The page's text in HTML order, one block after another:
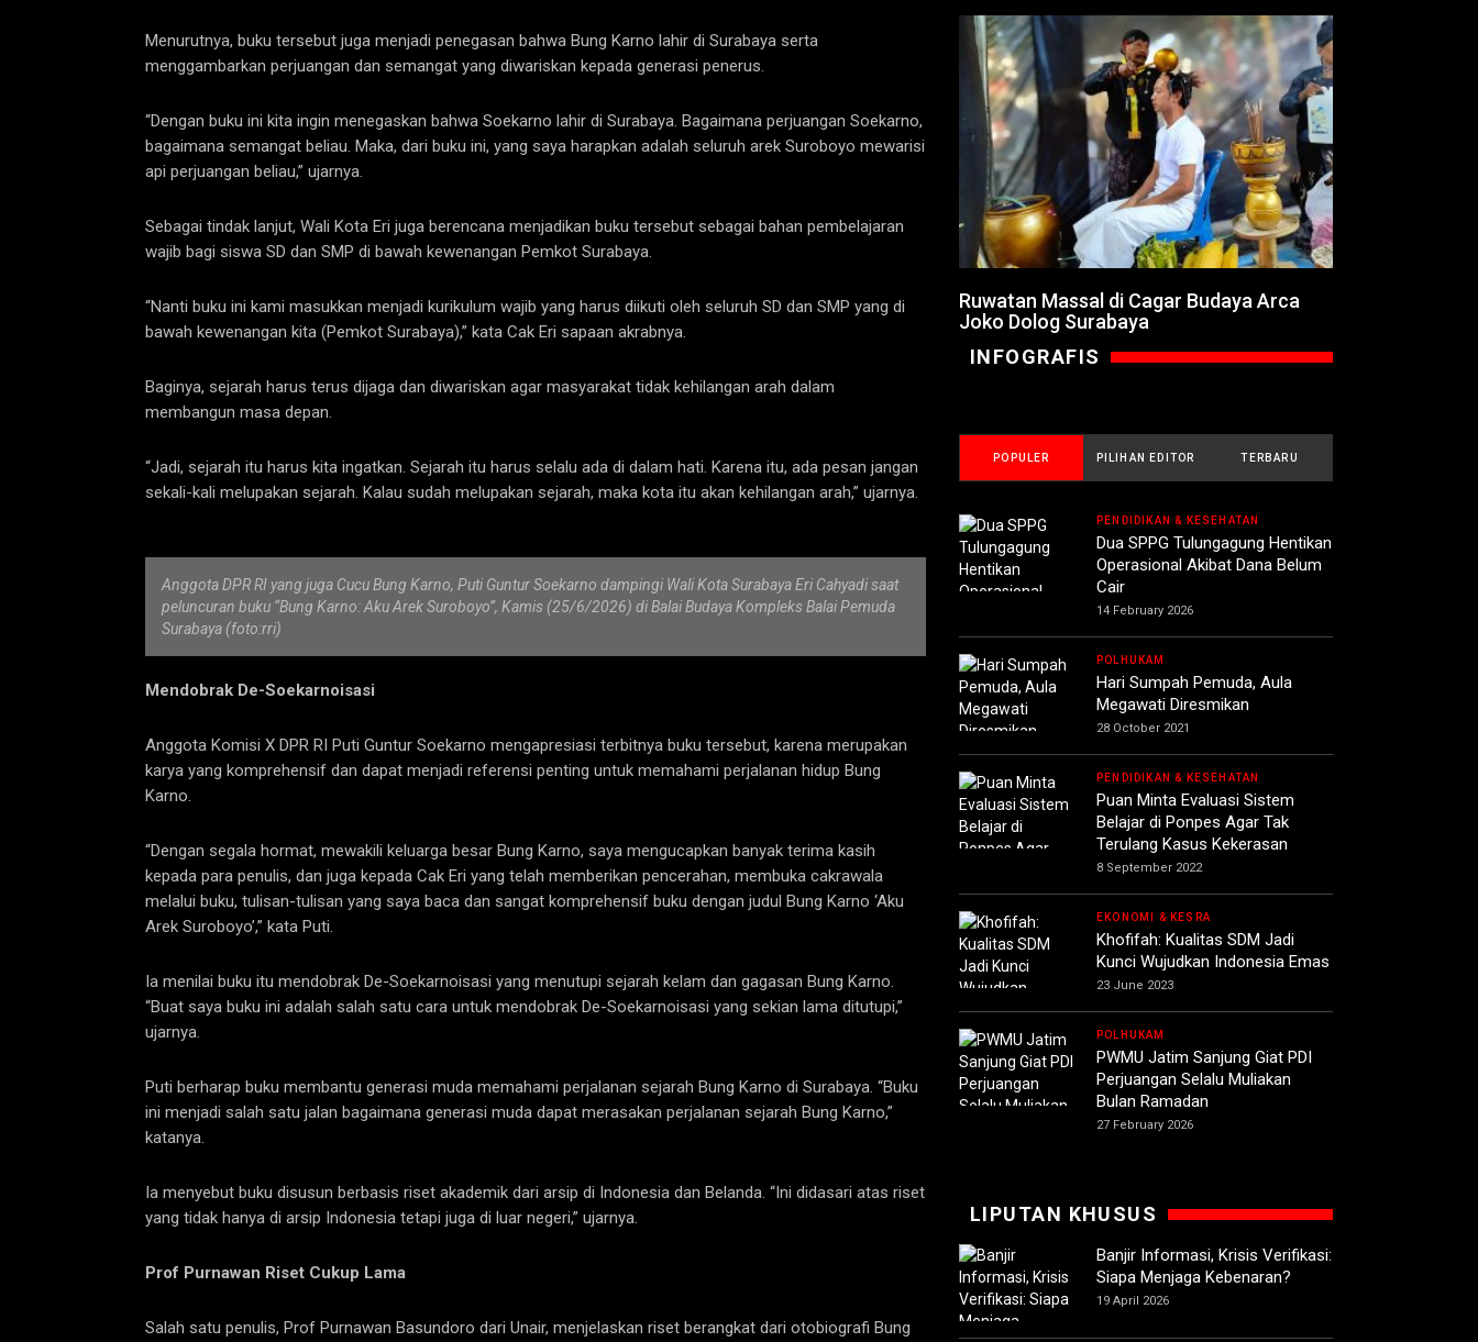
Menurutnya, buku tersebut juga menjadi penegasan bahwa Bung Karno lahir di Surabaya serta
menggambarkan perjuangan dan semangat yang diwariskan kepada generasi penerus.
“Dengan buku ini kita ingin menegaskan bahwa Soekarno lahir di Surabaya. Bagaimana perjuangan Soekarno,
bagaimana semangat beliau. Maka, dari buku ini, yang saya harapkan adalah seluruh arek Suroboyo mewarisi
api perjuangan beliau,” ujarnya.
Sebagai tindak lanjut, Wali Kota Eri juga berencana menjadikan buku tersebut sebagai bahan pembelajaran
wajib bagi siswa SD dan SMP di bawah kewenangan Pemkot Surabaya.
“Nanti buku ini kami masukkan menjadi kurikulum wajib yang harus diikuti oleh seluruh SD dan SMP yang di
bawah kewenangan kita (Pemkot Surabaya),” kata Cak Eri sapaan akrabnya.
Baginya, sejarah harus terus dijaga dan diwariskan agar masyarakat tidak kehilangan arah dalam
membangun masa depan.
“Jadi, sejarah itu harus kita ingatkan. Sejarah itu harus selalu ada di dalam hati. Karena itu, ada pesan jangan
sekali-kali melupakan sejarah. Kalau sudah melupakan sejarah, maka kota itu akan kehilangan arah,” ujarnya.
Anggota DPR RI yang juga Cucu Bung Karno, Puti Guntur Soekarno dampingi Wali Kota Surabaya Eri Cahyadi saat
peluncuran buku “Bung Karno: Aku Arek Suroboyo”, Kamis (25/6/2026) di Balai Budaya Kompleks Balai Pemuda
Surabaya (foto:rri)
Mendobrak De-Soekarnoisasi
Anggota Komisi X DPR RI Puti Guntur Soekarno mengapresiasi terbitnya buku tersebut, karena merupakan
karya yang komprehensif dan dapat menjadi referensi penting untuk memahami perjalanan hidup Bung
Karno.
“Dengan segala hormat, mewakili keluarga besar Bung Karno, saya mengucapkan banyak terima kasih
kepada para penulis, dan juga kepada Cak Eri yang telah memberikan pencerahan, membuka cakrawala
melalui buku, tulisan-tulisan yang saya baca dan sangat komprehensif buku dengan judul Bung Karno ‘Aku
Arek Suroboyo’,” kata Puti.
Ia menilai buku itu mendobrak De-Soekarnoisasi yang menutupi sejarah kelam dan gagasan Bung Karno.
“Buat saya buku ini adalah salah satu cara untuk mendobrak De-Soekarnoisasi yang sekian lama ditutupi,”
ujarnya.
Puti berharap buku membantu generasi muda memahami perjalanan sejarah Bung Karno di Surabaya. “Buku
ini menjadi salah satu jalan bagaimana generasi muda dapat merasakan perjalanan sejarah Bung Karno,”
katanya.
Ia menyebut buku disusun berbasis riset akademik dari arsip di Indonesia dan Belanda. “Ini didasari atas riset
yang tidak hanya di arsip Indonesia tetapi juga di luar negeri,” ujarnya.
Prof Purnawan Riset Cukup Lama
Salah satu penulis, Prof Purnawan Basundoro dari Unair, menjelaskan riset berangkat dari otobiografi Bung
Ruwatan Massal di Cagar Budaya Arca
Joko Dolog Surabaya
INFOGRAFIS
POPULER PILIHAN EDITOR TERBARU
PENDIDIKAN & KESEHATAN
Dua SPPG Tulungagung Hentikan
Operasional Akibat Dana Belum
Cair
14 February 2026
POLHUKAM
Hari Sumpah Pemuda, Aula
Megawati Diresmikan
28 October 2021
PENDIDIKAN & KESEHATAN
Puan Minta Evaluasi Sistem
Belajar di Ponpes Agar Tak
Terulang Kasus Kekerasan
8 September 2022
EKONOMI & KESRA
Khofifah: Kualitas SDM Jadi
Kunci Wujudkan Indonesia Emas
23 June 2023
POLHUKAM
PWMU Jatim Sanjung Giat PDI
Perjuangan Selalu Muliakan
Bulan Ramadan
27 February 2026
LIPUTAN KHUSUS
Banjir Informasi, Krisis Verifikasi:
Siapa Menjaga Kebenaran?
19 April 2026